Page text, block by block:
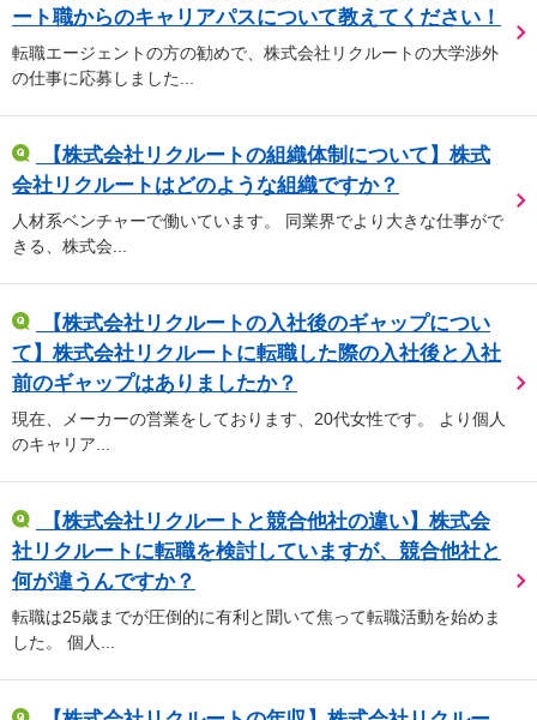
ート職からのキャリアパスについて教えてください！
転職エージェントの方の勧めで、株式会社リクルートの大学渉外
の仕事に応募しました...
【株式会社リクルートの組織体制について】株式
会社リクルートはどのような組織ですか？
人材系ベンチャーで働いています。 同業界でより大きな仕事がで
きる、株式会...
【株式会社リクルートの入社後のギャップについ
て】株式会社リクルートに転職した際の入社後と入社
前のギャップはありましたか？
現在、メーカーの営業をしております、20代女性です。 より個人
のキャリア...
【株式会社リクルートと競合他社の違い】株式会
社リクルートに転職を検討していますが、競合他社と
何が違うんですか？
転職は25歳までが圧倒的に有利と聞いて焦って転職活動を始めま
した。 個人...